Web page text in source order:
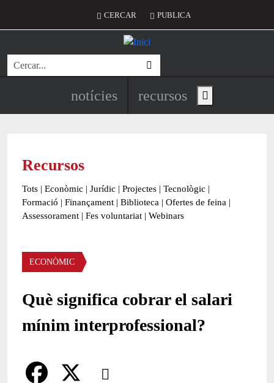
Menú del compte d'usuari
CERCAR PUBLICA
Cerca
Navegació principal de
notícies recursos Show main menu
Recursos
Tots | Econòmic | Jurídic | Projectes | Tecnològic |
Formació | Finançament | Biblioteca | Ofertes de feina |
Assessorament | Fes voluntariat | Webinars
Àmbit
ECONÒMIC
Què significa cobrar el salari
mínim interprofessional?
Comparteix